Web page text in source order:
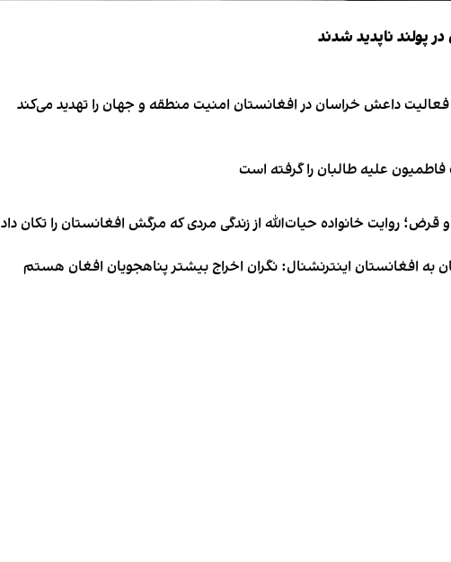
پولند ناپدید شدند
داعش خراسان در افغانستان امنیت منطقه و جهان را تهدید می‌کند
فاطمیون علیه طالبان را گرفته است
روایت خانواده حیات‌الله از زندگی مردی که مرگش افغانستان را تکان داد
به افغانستان اینترنشنال: نگران اخراج بیشتر پناهجویان افغان هستم